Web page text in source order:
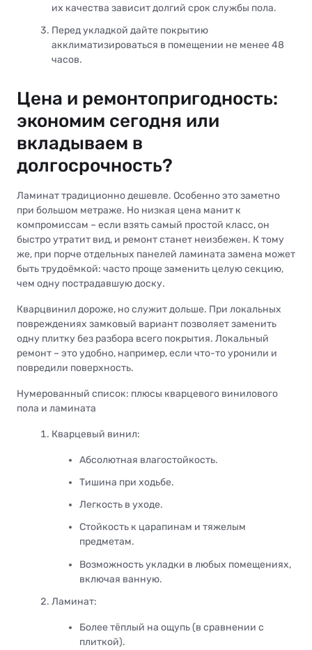
их качества зависит долгий срок службы пола.
Перед укладкой дайте покрытию
акклиматизироваться в помещении не менее 48
часов.
Цена и ремонтопригодность:
экономим сегодня или
вкладываем в
долгосрочность?
Ламинат традиционно дешевле. Особенно это заметно
при большом метраже. Но низкая цена манит к
компромиссам – если взять самый простой класс, он
быстро утратит вид, и ремонт станет неизбежен. К тому
же, при порче отдельных панелей ламината замена может
быть трудоёмкой: часто проще заменить целую секцию,
чем одну пострадавшую доску.
Кварцвинил дороже, но служит дольше. При локальных
повреждениях замковый вариант позволяет заменить
одну плитку без разбора всего покрытия. Локальный
ремонт – это удобно, например, если что-то уронили и
повредили поверхность.
Нумерованный список: плюсы кварцевого винилового
пола и ламината
Кварцевый винил:
Абсолютная влагостойкость.
Тишина при ходьбе.
Легкость в уходе.
Стойкость к царапинам и тяжелым
предметам.
Возможность укладки в любых помещениях,
включая ванную.
Ламинат:
Более тёплый на ощупь (в сравнении с
плиткой).